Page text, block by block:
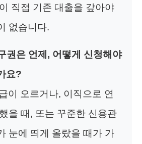
직접 기존 대출을 갚아야
없습니다.
권은 언제, 어떻게 신청해야
요?
이 오르거나, 이직으로 연
을 때, 또는 꾸준한 신용관
눈에 띄게 올랐을 때가 가